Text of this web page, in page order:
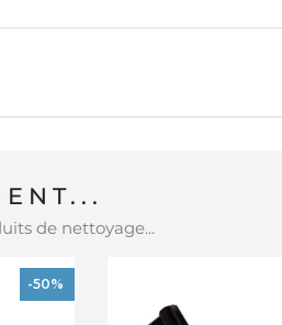
de nettoyage...
-50%